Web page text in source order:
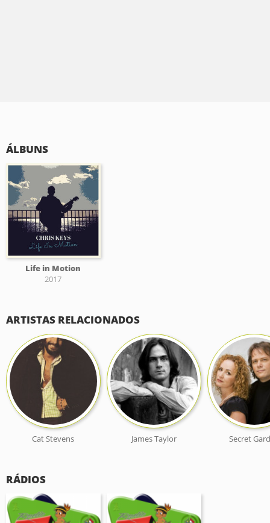
ÁLBUNS
Life in Motion
2017
ARTISTAS RELACIONADOS
Cat Stevens James Taylor Secret
RÁDIOS